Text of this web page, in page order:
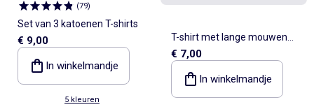
(79)
Set van 3 katoenen T-shirts
€ 9,00
In winkelmandje
5 kleuren
T-shirt met lange mouwen
en kraag van Engels
borduurwerk
€ 7,00
In winkelmandje